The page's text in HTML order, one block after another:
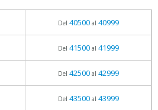
Del 40500al 40999
Del 41500al 41999
Del 42500al 42999
Del 43500al 43999